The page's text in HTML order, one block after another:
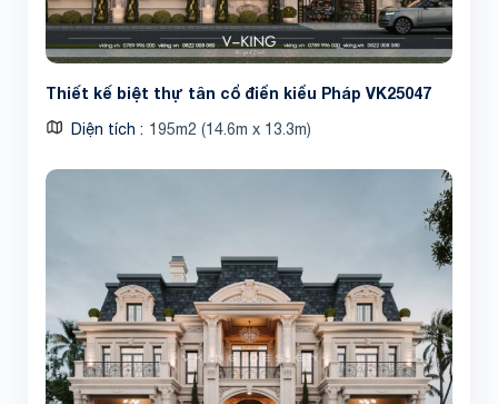
Thiết kế biệt thự tân cổ điển kiểu Pháp VK25047
Diện tích 195m2 (14.6m x 13.3m)